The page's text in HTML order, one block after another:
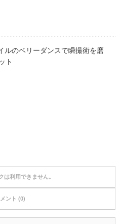
ルのベリーダンスで瞬撮術を磨
ト
は利用できません。
ント (0)